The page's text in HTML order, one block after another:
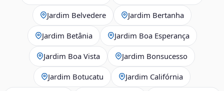
Jardim Belvedere Jardim Bertanha
Jardim Betânia Jardim Boa Esperança
Jardim Boa Vista Jardim Bonsucesso
Jardim Botucatu Jardim Califórnia